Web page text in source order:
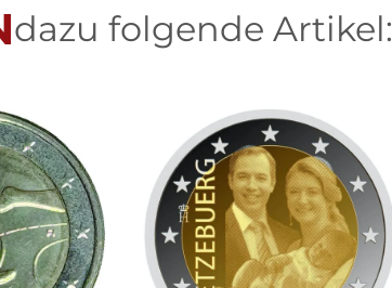
dazu folgende Artikel: